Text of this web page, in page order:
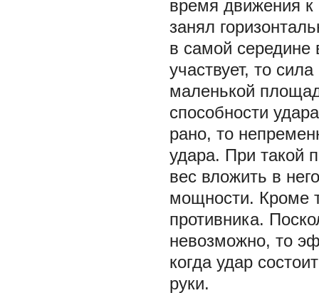
время движения
занял
в самой
участвует, то
маленькой
способности
рано, то
удара. При такой
вес вложить в
мощности. Кроме
противника.
невозможно, то
когда удар
руки.